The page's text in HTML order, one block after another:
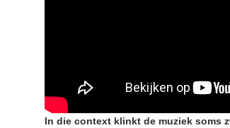
In die context klinkt de muziek soms